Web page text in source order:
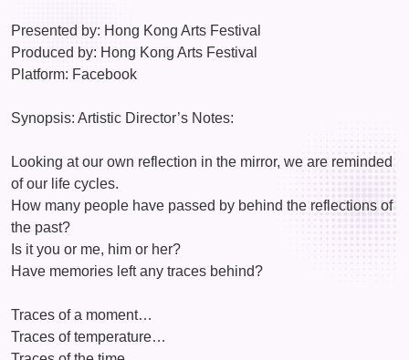
Presented by: Hong Kong Arts Festival
Produced by: Hong Kong Arts Festival
Platform: Facebook
Synopsis: Artistic Director’s Notes:
Looking at our own reflection in the mirror, we are reminded
of our life cycles.
How many people have passed by behind the reflections of
the past?
Is it you or me, him or her?
Have memories left any traces behind?
Traces of a moment…
Traces of temperature…